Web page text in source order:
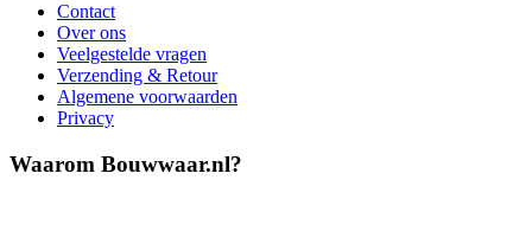
Contact
Over ons
Veelgestelde vragen
Verzending & Retour
Algemene voorwaarden
Privacy
Waarom Bouwwaar.nl?